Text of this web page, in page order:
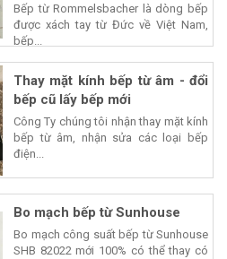
Bếp từ Rommelsbacher là dòng bếp
được xách tay từ Đức về Việt Nam,
bếp...
Thay mặt kính bếp từ âm - đổi
bếp cũ lấy bếp mới
Công Ty chúng tôi nhận thay mặt kính
bếp từ âm, nhận sửa các loại bếp
điện...
Bo mạch bếp từ Sunhouse
Bo mạch công suất bếp từ Sunhouse
SHB 82022 mới 100% có thể thay có